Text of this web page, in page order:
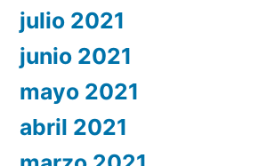
julio 2021
junio 2021
mayo 2021
abril 2021